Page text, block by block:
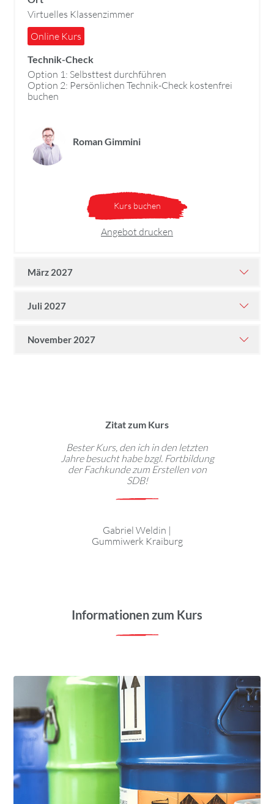
Virtuelles Klassenzimmer
Online Kurs
Technik-Check
Option 1: Selbsttest durchführen
Option 2: Persönlichen Technik-Check kostenfrei
buchen
Roman Gimmini
Kurs buchen
Angebot drucken
März 2027
Juli 2027
November 2027
Zitat zum Kurs
Bester Kurs, den ich in den letzten
Jahre besucht habe bzgl. Fortbildung
der Fachkunde zum Erstellen von
SDB!
Gabriel Weldin |
Gummiwerk Kraiburg
Informationen zum Kurs